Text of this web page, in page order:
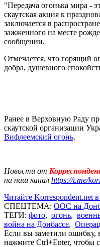
"Передача огонька мира -
скаутская акция к
заключается в
зажженного на месте
сообщении.
Отмечается, что горящий
добра, душевного
Ранее в Верховную Раду
скаутской организации
Вифлеемский огонь.
Новости от
на наш канал https://t.me/
Читайте Korrespondent.net
СПЕЦТЕМА: ООС на
ТЕГИ: фото, огонь,
война на Донбассе,
Если вы заметили ошибку,
нажмите Ctrl+Enter, чтобы